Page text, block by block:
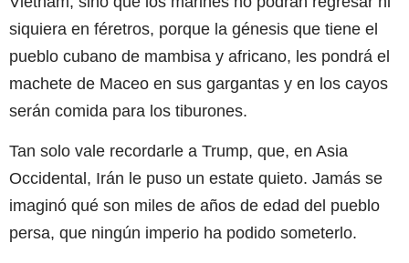
siquiera en féretros, porque la génesis que tiene el
pueblo cubano de mambisa y africano, les pondrá el
machete de Maceo en sus gargantas y en los cayos
serán comida para los tiburones.
Tan solo vale recordarle a Trump, que, en Asia
Occidental, Irán le puso un estate quieto. Jamás se
imaginó qué son miles de años de edad del pueblo
persa, que ningún imperio ha podido someterlo.